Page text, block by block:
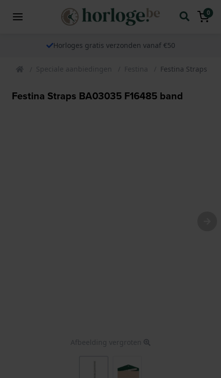
0
Horloges gratis verzonden vanaf €50
Speciale aanbiedingen Festina Festina Straps
Festina Straps BA03035 F16485 band
Afbeelding vergroten